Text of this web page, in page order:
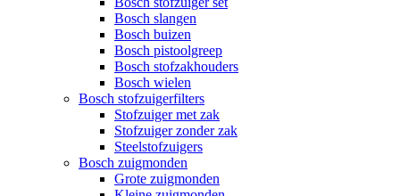
Bosch slangen
Bosch buizen
Bosch pistoolgreep
Bosch stofzakhouders
Bosch wielen
Bosch stofzuigerfilters
Stofzuiger met zak
Stofzuiger zonder zak
Steelstofzuigers
Bosch zuigmonden
Grote zuigmonden